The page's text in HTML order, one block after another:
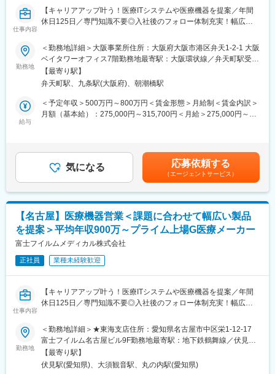
■仕事の流れ：
出社→事務作業（先生への資料用意）→営業特約店から情報収集
ったあと）
■やりがい：
医療機器やMRと異なり、ドクターが知らない電子カルテ、レセプ
ターの販売をしており、ドクターに情報を提供することが多いで
す。医療業界に特化したソリューションを提供する営業のため、
感謝されることが多く、覚えることはたくさんありますが、やり
・研修（1週間程度／業界研究・製品研究）を実施します。また、
2～3カ月程度、先輩営業マンに同席して業務を学びます。予算設
定は、2～1カ月過ぎたころに行います。
を揃え、社員それぞれのキャリア・スキルに合わせた成長・スキ
ルアップを、会社として全面的にバックアップしています。
変更の範囲：会社の定める業務
仕事内容
【キャリアアップ叶う！医療ITシステムや医療機器を提案／年間
休日125日／専門知識不要◎入社後のフォロー体制充実！幅広い
■職務内容：
富士フイルムの医療ITシステムを中心に、放射線・内視鏡・超音
波診断装置や体外検査機器など、様々な医療機器の販売・提案を
お任せします。
本ポジションは、アカウントセールスとして、医療機関が抱える
課題を丁寧にヒアリングし、最適な商材・ソリューションを提案
◎顧客：大規模病院、中小規模のクリニック
※既存顧客を中心としたルートセールスが基本です。
★入社後、担当エリアを決定。エリア内の医療施設への営業活動
をお任せします。
◎業務スタイル：
・顧客からの様々な問い合わせ、製品相談からデモ調整
・見積作成
・導入スケジュール調整 など
★商材ごとの専任セールスやフィールドサービスエンジニア、導
せる「コーディネーター」としても活躍します。「製品を広く理
解し、社内の専門人材を適切に巻き込み提案を前に進める役割」
が求められます。
★ネットワーク関連製品などの高額商材は、受注までに半年～1年
勤務地
＜勤務地詳細＞大阪事業所住所：大阪府大阪市港区弁天1-2-1 大阪
ベイタワーオフィス7階勤務地最寄駅：大阪環状線／弁天町駅受動
喫煙対策：屋内全面禁煙変更の範囲：会社の定める事業所（リモ
ートワーク含む）
【最寄り駅】
弁天町駅、九条駅(大阪府)、朝潮橋駅
給与
＜予定年収＞500万円～800万円＜賃金形態＞月給制＜賃金内訳＞
月額（基本給）：275,000円～315,700円＜月給＞275,000円～
万円(入社8年・経験11年、手当含)：月給37万円賃金はあくまでも
目安の金額であり、選考を通じて上下する可能性があります。月
給(月額)は固定手当を含めた表記です。
気になる 応募依頼する
（エージェントサービス）
【名古屋】医療機器営業＜課題に合わせて幅広い製品
を提案＞平均年収900万～プライム上場G医療メーカー
富士フイルムメディカル株式会社
正社員 業種未経験歓迎
仕事内容
【キャリアアップ叶う！医療ITシステムや医療機器を提案／年間
休日125日／専門知識不要◎入社後のフォロー体制充実！幅広い
■職務内容：
富士フイルムの医療ITシステムを中心に、放射線・内視鏡・超音
波診断装置や体外検査機器など、様々な医療機器の販売・提案を
お任せします。
勤務地
＜勤務地詳細＞★東海支店住所：愛知県名古屋市中区栄1-12-17
富士フイルム名古屋ビル9F勤務地最寄駅：地下鉄鶴舞線／伏見駅
受動喫煙対策：屋内全面禁煙変更の範囲：会社の定める事業所
（リモートワーク含む）
【最寄り駅】
伏見駅(愛知県)、大須観音駅、丸の内駅(愛知県)